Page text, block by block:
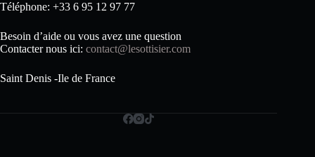
Téléphone: +33 6 95 12 97 77
Besoin d’aide ou vous avez une question
Contacter nous ici: contact@lesottisier.com
Saint Denis -Ile de France